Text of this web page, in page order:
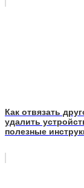
Как отвязать
удалить
полезные